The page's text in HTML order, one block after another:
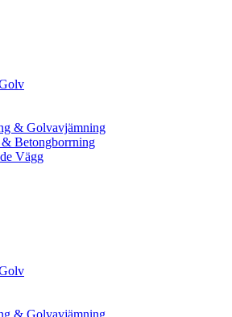
& Golvavjämning
Betongborrning
Vägg
& Golvavjämning